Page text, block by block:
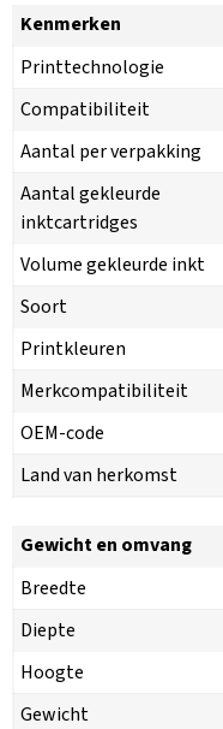
Kenmerken
Printtechnologie
Compatibiliteit
Aantal per verpakking
Aantal gekleurde
inktcartridges
Volume gekleurde inkt
Soort
Printkleuren
Merkcompatibiliteit
OEM-code
Land van herkomst
Gewicht en omvang
Breedte
Diepte
Hoogte
Gewicht